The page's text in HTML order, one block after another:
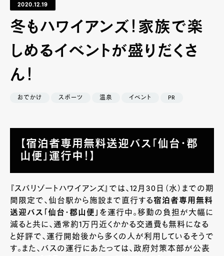
2020.12.19
冬もハワイアンズ！家族で楽
しめるイベントが盛りだくさ
ん！
おでかけ スポーツ 温泉 イベント PR
【宿泊者専用無料送迎バス「仙台・郡
山便」運行中！】
『スパリゾートハワイアンズ』では、12月30日（水）までの期
間限定で、仙台駅から施設まで直行する宿泊者専用無料
送迎バス「仙台・郡山便」 を運行中。移動の負担が大幅に
減ると共に、通常約1万円近くかかる交通費も無料になる
と好評で、運行開始後から多くの人が利用しているそうで
す。また、バスの運行にあたっては、政府対策本部が公表